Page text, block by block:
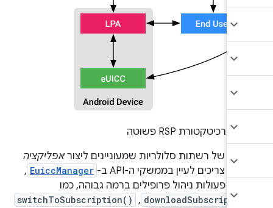
ארכיטקטורת RSP פשוטה
של רשתות סלולריות שמעוניינים ליצור אפליקציה
צריכים לעיין בממשקי ה-API ב- EuiccManager
,
פעולות ניהול פרופילים ברמה גבוהה, כמו
,
switchToSubscription()